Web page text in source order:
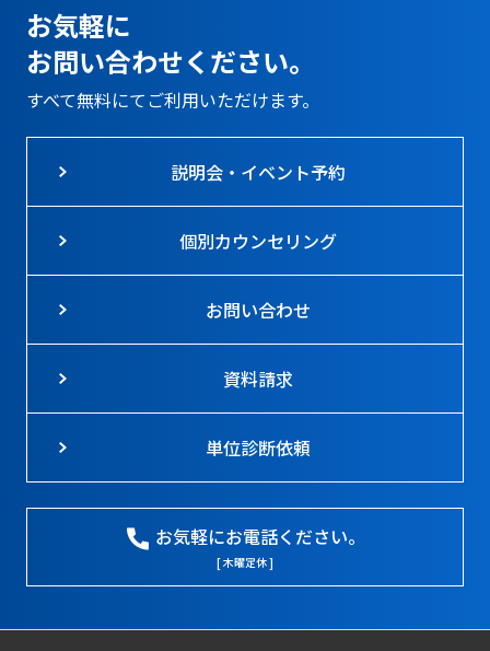
お気軽に
お問い合わせください。
すべて無料にてご利用いただけます。
説明会・イベント予約
個別カウンセリング
お問い合わせ
資料請求
単位診断依頼
お気軽にお電話ください。
[ 木曜定休 ]